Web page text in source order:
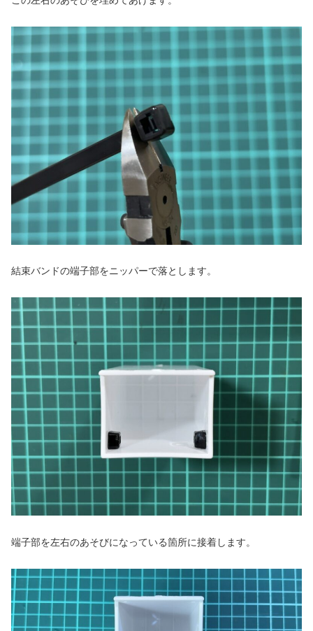
結束バンドの端子部をニッパーで落とします。
端子部を左右のあそびになっている箇所に接着します。